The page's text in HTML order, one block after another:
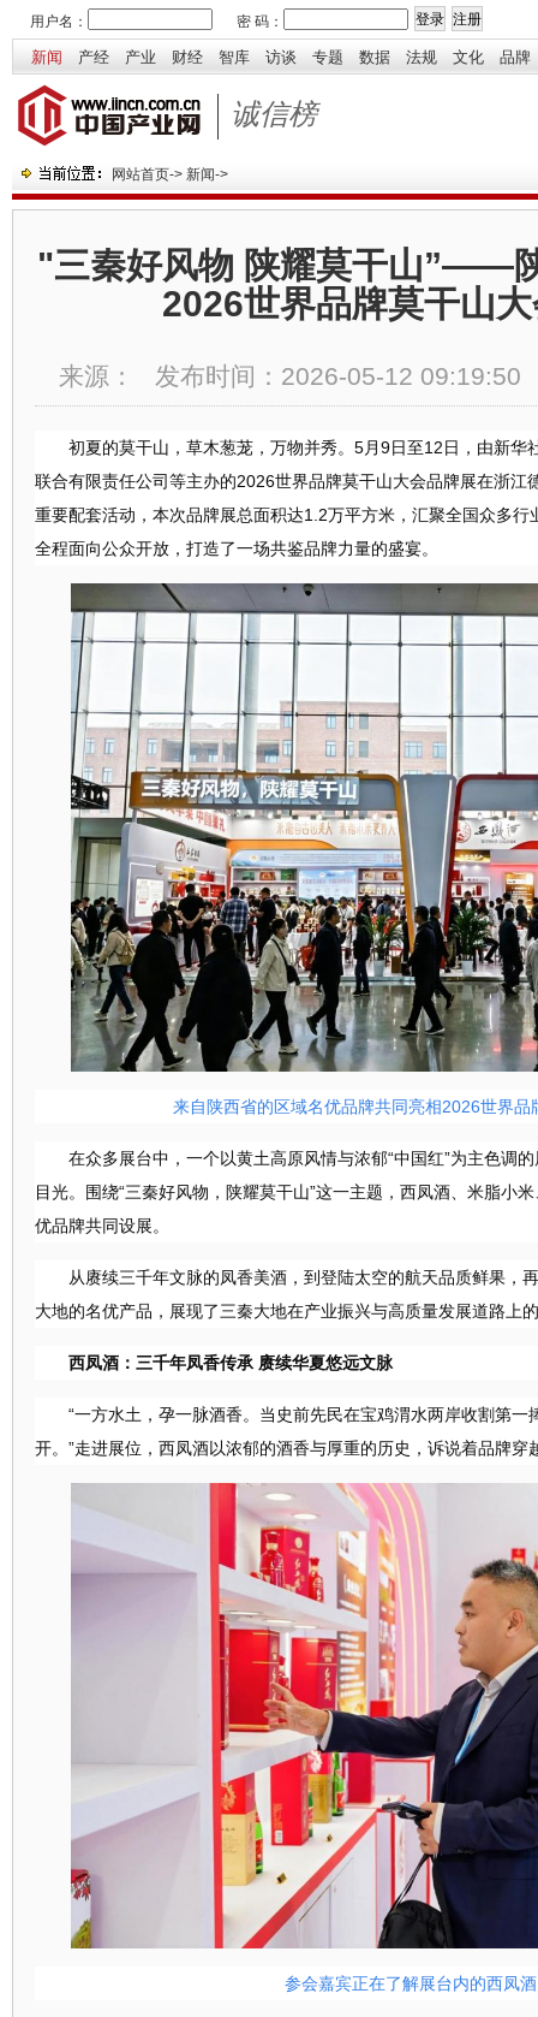
用户名： 密 码：
新闻 产经 产业 财经 智库 访谈 专题 数据 法规 文化 品牌
诚信榜
网站首页-> 新闻->
"三秦好风物 陕耀莫干山”——
2026世界品牌莫干山
来源： 发布时间： 2026-05-12 09:19:50
初夏的莫干山，草木葱茏，万物并秀。 5月9日至12日，由新华
联合有限责任公司等主办的2026世界品牌莫干山大会品牌展在浙江
重要配套活动，本次品牌展总面积达1.2万平方米，汇聚全国众多
全程面向公众开放，打造了一场共鉴品牌力量的盛宴。
来自 陕西省的区域名优品牌共同亮相2026世界品
在众多展台中，一个以黄土高原风情与浓郁“中国红”为主色调
目光。围绕“三秦好风物，陕耀莫干山”这一主题，西凤酒、米脂小
优品牌共同设展。
从赓续三千年文脉的凤香美酒，到登陆太空的航天品质鲜果，
大地的名优产品，展现了三秦大地在产业振兴与高质量发展道路上
西凤酒：三千年凤香传承 赓续华夏悠远文脉
“一方水土，孕一脉酒香。当史前先民在宝鸡渭水两岸收割第
开。”走进展位，西凤酒以浓郁的酒香与厚重的历史 ， 诉说着品牌穿
参会嘉宾正在了解展台内的西凤